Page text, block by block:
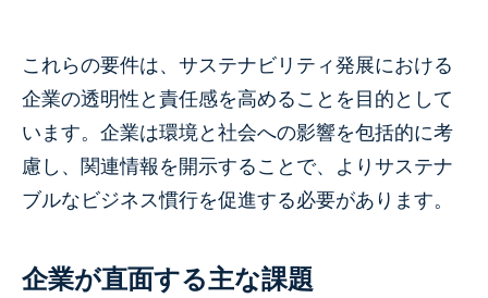
これらの要件は、サステナビリティ発展における
企業の透明性と責任感を高めることを目的として
います。企業は環境と社会への影響を包括的に考
慮し、関連情報を開示することで、よりサステナ
ブルなビジネス慣行を促進する必要があります。
企業が直面する主な課題